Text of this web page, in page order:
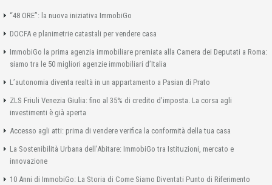
“48 ORE”: la nuova iniziativa ImmobiGo
DOCFA e planimetrie catastali per vendere casa
ImmobiGo la prima agenzia immobiliare premiata alla Camera dei Deputati a Roma:
siamo tra le 50 migliori agenzie immobiliari d’Italia
L’autonomia diventa realtà in un appartamento a Pasian di Prato
ZLS Friuli Venezia Giulia: fino al 35% di credito d’imposta. La corsa agli
investimenti è già aperta
Accesso agli atti: prima di vendere verifica la conformità della tua casa
La Sostenibilità Urbana dell’Abitare: ImmobiGo tra Istituzioni, mercato e
innovazione
10 Anni di ImmobiGo: La Storia di Come Siamo Diventati Punto di Riferimento